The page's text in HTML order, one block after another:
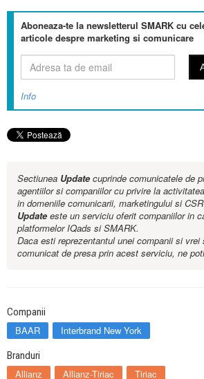
Aboneaza-te la newsletterul SMARK cu
articole despre marketing si comunicare
Info
Sectiunea Updatecuprinde comunicatele de
agentiilor si companiilor cu privire la
in domeniile comunicarii, marketingului si
Updateeste un serviciu oferit companiilor in
platformelor IQads si SMARK.
Daca esti reprezentantul unei companii si vrei
comunicat de presa prin acest serviciu, ne
Companii
BAAR Interbrand New York
Branduri
Allianz Allianz-Tiriac Tiriac